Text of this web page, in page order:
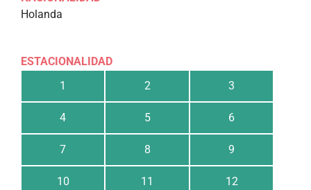
Holanda
ESTACIONALIDAD
1
2 3
4 5 6
7 8 9
10 11 12